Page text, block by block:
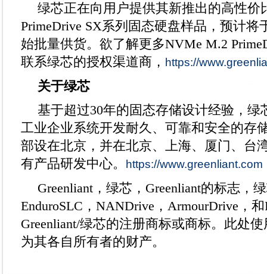
绿芯正在向用户提供其新推出的高性价
PrimeDrive SX系列固态硬盘样品，预计将
始批量供货。欲了解更多NVMe M.2
联系绿芯的授权渠道商， https://
关于绿芯
基于超过30年的固态存储设计经验，绿
工业企业系统开发耐久、可靠和安全的存
部设在北京，并在北京、上海、厦门、台
有产品研发中心。
https://www.greenliant.com
Greenliant，绿芯，Greenliant的标志，
EnduroSLC，NANDrive，ArmourDrive，
Greenliant/绿芯的注册商标或商标。此处
为其各自所有者的财产。